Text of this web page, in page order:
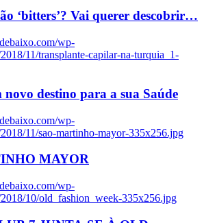
‘bitters’? Vai querer descobrir…
wp-
11/transplante-capilar-na-turquia_1-
destino para a sua Saúde
wp-
11/sao-martinho-mayor-335x256.jpg
MAYOR
wp-
10/old_fashion_week-335x256.jpg